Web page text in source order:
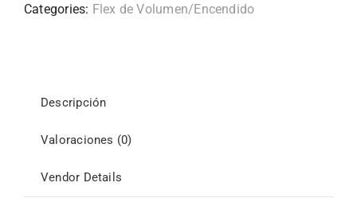
Categories: Flex de Volumen/Encendido
Descripción
Valoraciones (0)
Vendor Details